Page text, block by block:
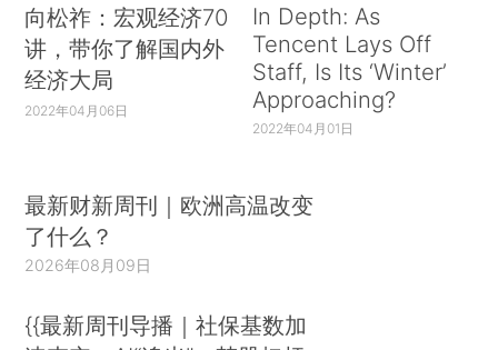
向松祚：宏观经济70
讲，带你了解国内外
经济大局
2022年04月06日
In Depth: As
Tencent Lays Off
Staff, Is Its ‘Winter’
Approaching?
2022年04月01日
最新财新周刊｜欧洲高温改变
了什么？
2026年08月09日
{{最新周刊导播｜社保基数加